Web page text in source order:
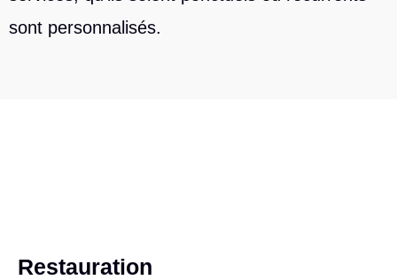
sont personnalisés.
Restauration